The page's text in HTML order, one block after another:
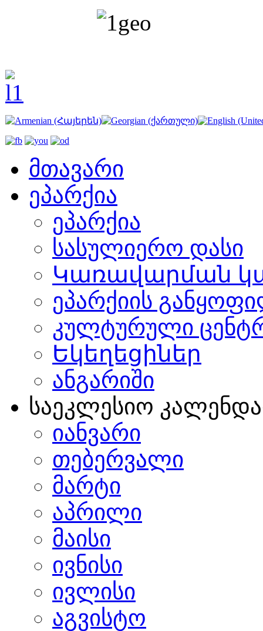
მთავარი
ეპარქია
ეპარქია
სასულიერო დასი
Կառավարման
ეპარქიის
კულტურული
Եկեղեցիներ
ანგარიში
საეკლესიო
იანვარი
თებერვალი
მარტი
აპრილი
მაისი
ივნისი
ივლისი
აგვისტო